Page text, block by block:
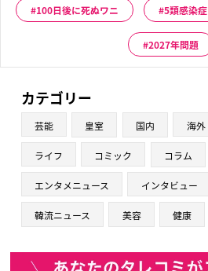
100日後に死ぬワニ 5類感染症
2027年問題
カテゴリー
芸能 皇室 国内 海外
ライフ コミック コラム
エンタメニュース インタビュー
韓流ニュース 美容 健康